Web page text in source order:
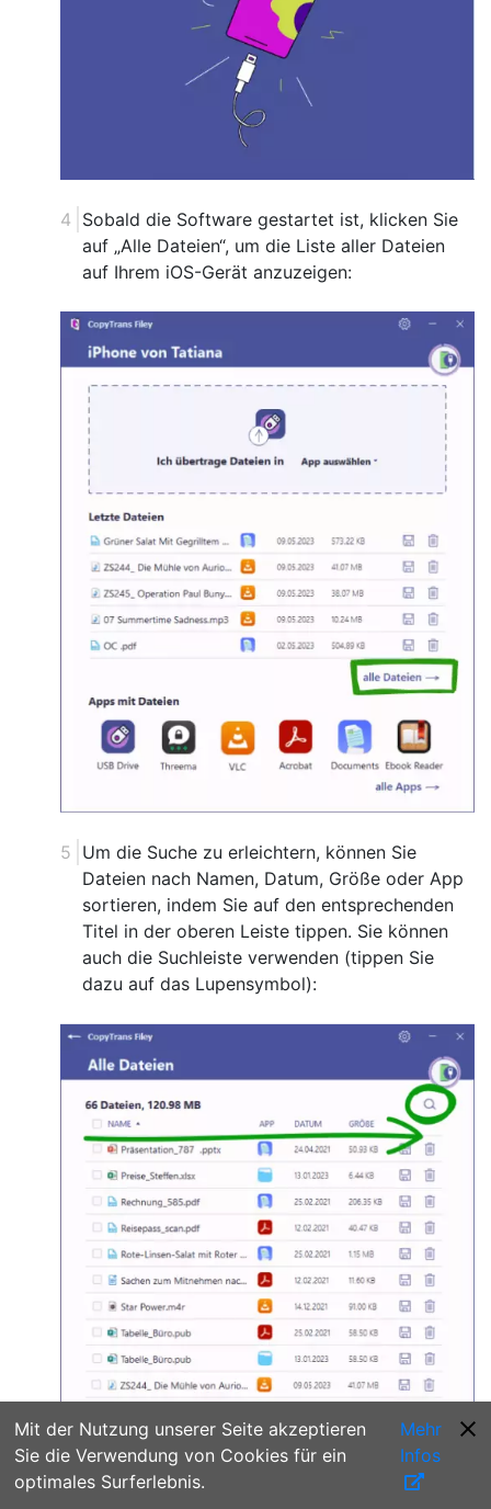
Sobald die Software gestartet ist, klicken Sie
auf „Alle Dateien“, um die Liste aller Dateien
auf Ihrem iOS-Gerät anzuzeigen:
Um die Suche zu erleichtern, können Sie
Dateien nach Namen, Datum, Größe oder App
sortieren, indem Sie auf den entsprechenden
Titel in der oberen Leiste tippen. Sie können
auch die Suchleiste verwenden (tippen Sie
dazu auf das Lupensymbol):
Mit der Nutzung unserer Seite akzeptieren
Sie die Verwendung von Cookies für ein
optimales Surferlebnis.
Mehr
Infos